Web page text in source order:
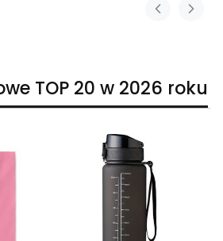
TOP 20 w 2026 roku